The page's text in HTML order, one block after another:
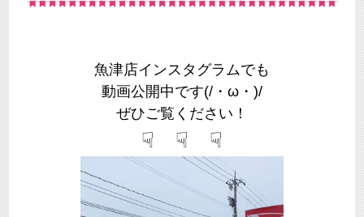
魚津店インスタグラムでも
動画公開中です(/・ω・)/
ぜひご覧ください！
☟ ☟ ☟